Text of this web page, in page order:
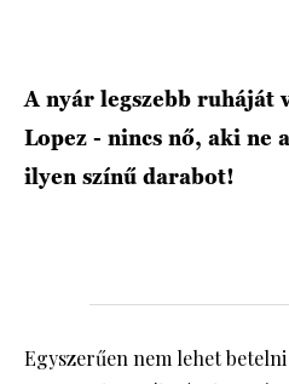
A nyár legszebb ruháját
Lopez - nincs nő, aki ne
ilyen színű darabot!
Egyszerűen nem lehet betelni